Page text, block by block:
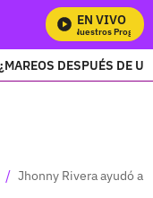
EN VIVO
Mira Todos Nuestros Programas
¿MAREOS DESPUÉS DE
/ Jhonny Rivera ayudó a